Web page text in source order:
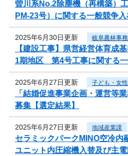
曽川系No.2除塵機（再構築）
PM-23号）に関する一般競争
2025年6月30日更新 岐阜農林事
【建設工事】県営経営体育成
1期地区 第4号工事に関する
2025年6月27日更新 子ども・女
「結婚促進事業企画・運営等
募集【選定結果】
2025年6月27日更新 地域産業課
セラミックパークMINO空冷内
ユニット内圧縮機入替及び主